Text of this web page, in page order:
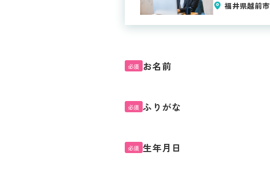
福井県越前市
必須 お名前
必須 ふりがな
必須 生年月日